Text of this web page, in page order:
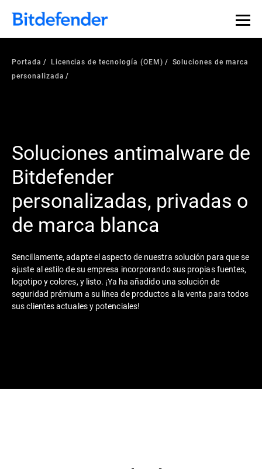
Portada Licencias de tecnología (OEM)
Soluciones de marca
personalizada
Soluciones antimalware de
Bitdefender
personalizadas, privadas o
de marca blanca
Sencillamente, adapte el aspecto de nuestra solución para que se
ajuste al estilo de su empresa incorporando sus propias fuentes,
logotipo y colores, y listo. ¡Ya ha añadido una solución de
seguridad prémium a su línea de productos a la venta para todos
sus clientes actuales y potenciales!